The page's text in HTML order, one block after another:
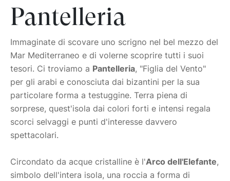
Pantelleria
Immaginate di scovare uno scrigno nel bel mezzo del
Mar Mediterraneo e di volerne scoprire tutti i suoi
tesori. Ci troviamo a Pantelleria, "Figlia del Vento"
per gli arabi e conosciuta dai bizantini per la sua
particolare forma a testuggine. Terra piena di
sorprese, quest'isola dai colori forti e intensi regala
scorci selvaggi e punti d'interesse davvero
spettacolari.
Circondato da acque cristalline è l'Arco dell'Elefante,
simbolo dell'intera isola, una roccia a forma di